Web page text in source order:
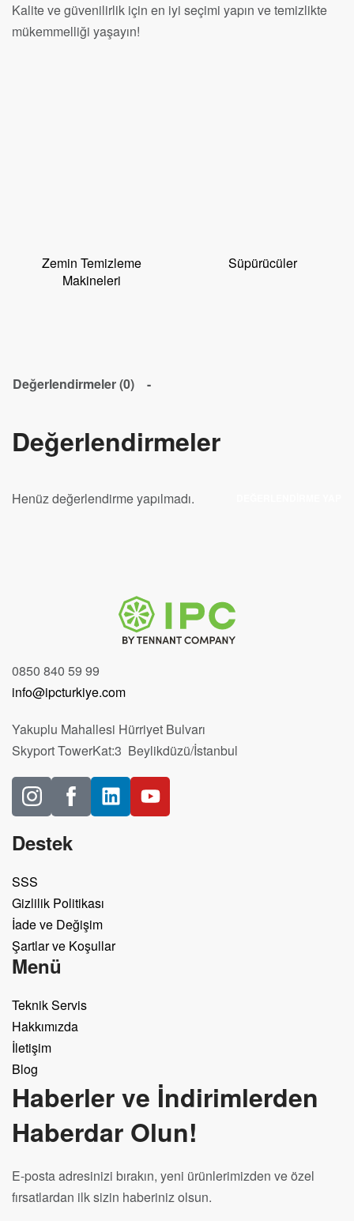
Kalite ve güvenilirlik için en iyi seçimi yapın ve temizlikte
mükemmelliği yaşayın!
Zemin Temizleme
Makineleri
Süpürücüler
Değerlendirmeler (0)
Değerlendirmeler
Henüz değerlendirme yapılmadı.
0850 840 59 99
info@ipcturkiye.com
Yakuplu Mahallesi Hürriyet Bulvarı
Skyport TowerKat:3 Beylikdüzü/İstanbul
Destek
SSS
Gizlilik Politikası
İade ve Değişim
Şartlar ve Koşullar
Menü
Teknik Servis
Hakkımızda
İletişim
Blog
Haberler ve İndirimlerden
Haberdar Olun!
E-posta adresinizi bırakın, yeni ürünlerimizden ve özel
fırsatlardan ilk sizin haberiniz olsun.